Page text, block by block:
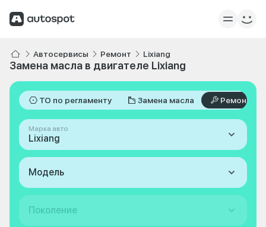
Автосервисы Ремонт Lixiang
Замена масла в двигателе Lixiang
ТО по регламенту Замена масла Ремонт
Марка авто
Lixiang
Модель
Поколение